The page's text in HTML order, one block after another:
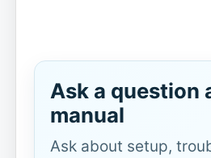
Ask a question
manual
Ask about setup,